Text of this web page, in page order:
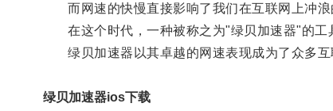
而网速的快慢直接影响了我们在互联网上冲浪
在这个时代，一种被称之为"绿贝加速器"的工
绿贝加速器以其卓越的网速表现成为了众多互
绿贝加速器ios下载